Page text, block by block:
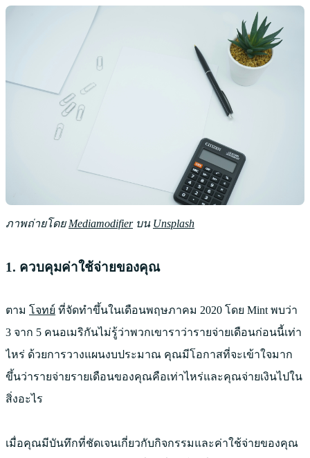
ภาพถ่ายโดยMediamodifierบน Unsplash
1. ควบคุมค่าใช้จ่ายของคุณ
ตาม โจทย์ ที่จัดทำขึ้นในเดือนพฤษภาคม 2020 โดย Mint พบว่า
3 จาก 5 คนอเมริกันไม่รู้ว่าพวกเขาราว่ารายจ่ายเดือนก่อนนี้เท่า
ไหร่ ด้วยการวางแผนงบประมาณ คุณมีโอกาสที่จะเข้าใจมาก
ขึ้นว่ารายจ่ายรายเดือนของคุณคือเท่าไหร่และคุณจ่ายเงินไปใน
สิ่งอะไร
เมื่อคุณมีบันทึกที่ชัดเจนเกี่ยวกับกิจกรรมและค่าใช้จ่ายของคุณ